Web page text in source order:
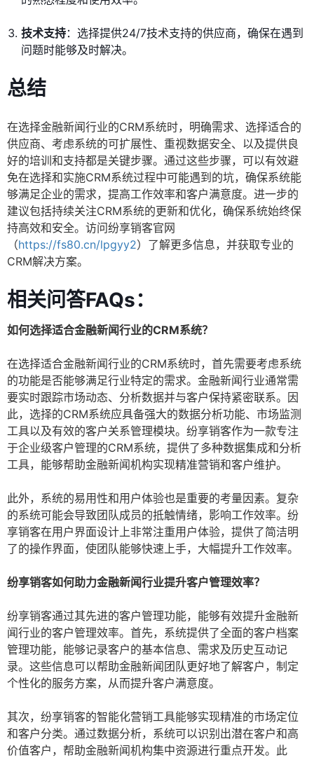
技术支持：选择提供24/7技术支持的供应商，确保在遇到
问题时能够及时解决。
总结
在选择金融新闻行业的CRM系统时，明确需求、选择适合的
供应商、考虑系统的可扩展性、重视数据安全、以及提供良
好的培训和支持都是关键步骤。通过这些步骤，可以有效避
免在选择和实施CRM系统过程中可能遇到的坑，确保系统能
够满足企业的需求，提高工作效率和客户满意度。进一步的
建议包括持续关注CRM系统的更新和优化，确保系统始终保
持高效和安全。访问纷享销客官网
（https://fs80.cn/lpgyy2）了解更多信息，并获取专业的
CRM解决方案。
相关问答FAQs：
如何选择适合金融新闻行业的CRM系统？
在选择适合金融新闻行业的CRM系统时，首先需要考虑系统
的功能是否能够满足行业特定的需求。金融新闻行业通常需
要实时跟踪市场动态、分析数据并与客户保持紧密联系。因
此，选择的CRM系统应具备强大的数据分析功能、市场监测
工具以及有效的客户关系管理模块。纷享销客作为一款专注
于企业级客户管理的CRM系统，提供了多种数据集成和分析
工具，能够帮助金融新闻机构实现精准营销和客户维护。
此外，系统的易用性和用户体验也是重要的考量因素。复杂
的系统可能会导致团队成员的抵触情绪，影响工作效率。纷
享销客在用户界面设计上非常注重用户体验，提供了简洁明
了的操作界面，使团队能够快速上手，大幅提升工作效率。
纷享销客如何助力金融新闻行业提升客户管理效率？
纷享销客通过其先进的客户管理功能，能够有效提升金融新
闻行业的客户管理效率。首先，系统提供了全面的客户档案
管理功能，能够记录客户的基本信息、需求及历史互动记
录。这些信息可以帮助金融新闻团队更好地了解客户，制定
个性化的服务方案，从而提升客户满意度。
其次，纷享销客的智能化营销工具能够实现精准的市场定位
和客户分类。通过数据分析，系统可以识别出潜在客户和高
价值客户，帮助金融新闻机构集中资源进行重点开发。此